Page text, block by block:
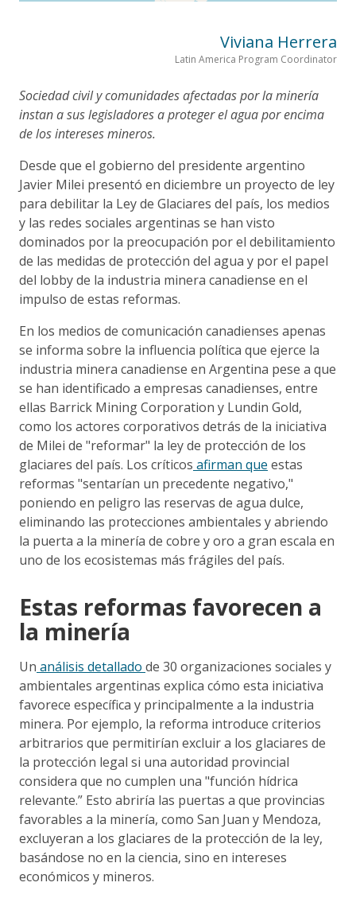
Viviana Herrera
Latin America Program Coordinator
Sociedad civil y comunidades afectadas por la minería
instan a sus legisladores a proteger el agua por encima
de los intereses mineros.
Desde que el gobierno del presidente argentino
Javier Milei presentó en diciembre un proyecto de ley
para debilitar la Ley de Glaciares del país, los medios
y las redes sociales argentinas se han visto
dominados por la preocupación por el debilitamiento
de las medidas de protección del agua y por el papel
del lobby de la industria minera canadiense en el
impulso de estas reformas.
En los medios de comunicación canadienses apenas
se informa sobre la influencia política que ejerce la
industria minera canadiense en Argentina pese a que
se han identificado a empresas canadienses, entre
ellas Barrick Mining Corporation y Lundin Gold,
como los actores corporativos detrás de la iniciativa
de Milei de "reformar" la ley de protección de los
glaciares del país. Los críticos afirman que estas
reformas "sentarían un precedente negativo,"
poniendo en peligro las reservas de agua dulce,
eliminando las protecciones ambientales y abriendo
la puerta a la minería de cobre y oro a gran escala en
uno de los ecosistemas más frágiles del país.
Estas reformas favorecen a
la minería
Un análisis detallado de 30 organizaciones sociales y
ambientales argentinas explica cómo esta iniciativa
favorece específica y principalmente a la industria
minera. Por ejemplo, la reforma introduce criterios
arbitrarios que permitirían excluir a los glaciares de
la protección legal si una autoridad provincial
considera que no cumplen una "función hídrica
relevante.” Esto abriría las puertas a que provincias
favorables a la minería, como San Juan y Mendoza,
excluyeran a los glaciares de la protección de la ley,
basándose no en la ciencia, sino en intereses
económicos y mineros.